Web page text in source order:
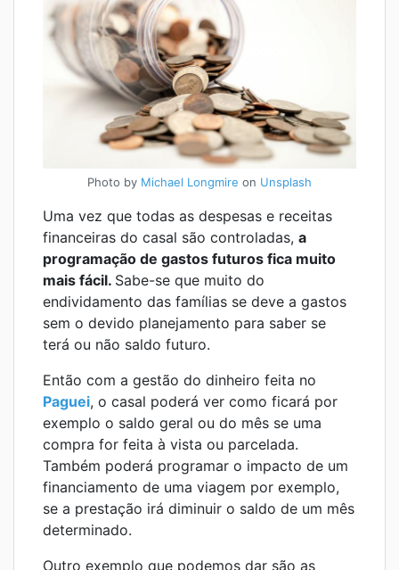
Photo by Michael Longmire on Unsplash
Uma vez que todas as despesas e receitas
financeiras do casal são controladas, a
programação de gastos futuros fica muito
mais fácil. Sabe-se que muito do
endividamento das famílias se deve a gastos
sem o devido planejamento para saber se
terá ou não saldo futuro.
Então com a gestão do dinheiro feita no
Paguei, o casal poderá ver como ficará por
exemplo o saldo geral ou do mês se uma
compra for feita à vista ou parcelada.
Também poderá programar o impacto de um
financiamento de uma viagem por exemplo,
se a prestação irá diminuir o saldo de um mês
determinado.
Outro exemplo que podemos dar são as